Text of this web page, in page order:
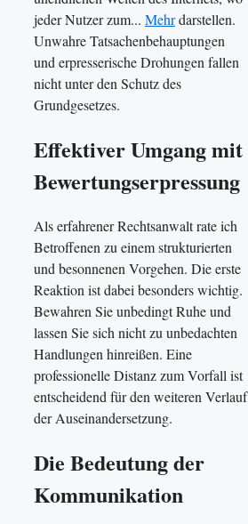
jeder Nutzer zum... Mehrdarstellen.
Unwahre Tatsachenbehauptungen
und erpresserische Drohungen fallen
nicht unter den Schutz des
Grundgesetzes.
Effektiver Umgang mit
Bewertungserpressung
Als erfahrener Rechtsanwalt rate ich
Betroffenen zu einem strukturierten
und besonnenen Vorgehen. Die erste
Reaktion ist dabei besonders wichtig.
Bewahren Sie unbedingt Ruhe und
lassen Sie sich nicht zu unbedachten
Handlungen hinreißen. Eine
professionelle Distanz zum Vorfall ist
entscheidend für den weiteren Verlauf
der Auseinandersetzung.
Die Bedeutung der
Kommunikation